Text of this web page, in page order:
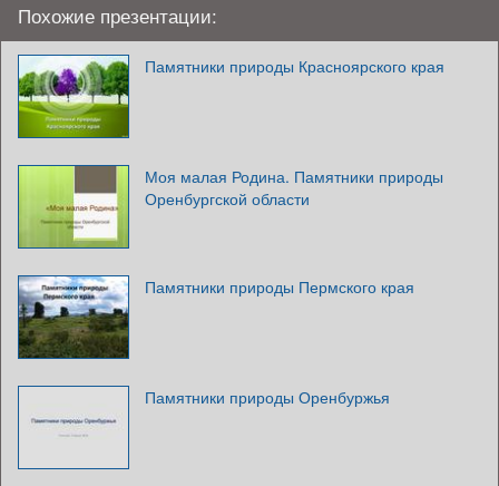
Похожие презентации:
Памятники природы Красноярского края
Моя малая Родина. Памятники природы
Оренбургской области
Памятники природы Пермского края
Памятники природы Оренбуржья